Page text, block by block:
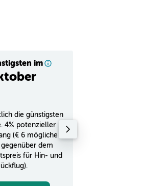
im
die günstigsten
4% potenzieller
(€ 6 mögliche
gegenüber dem
für Hin- und